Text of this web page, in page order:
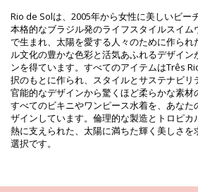
商品情報
部門: ウィメンズ, ビキニボトム
パッケージを含む: 1 x ビキニボトム (他
ん。 )
HS CODE: 6112.41.0010
SKU: 1981126708
EAN: XS (7899810437853), S
L (7899810437884), XL (7899810437891)
重さ : 45g / 0.1lb / 1.59oz
補正された写真
お手入れ方法: Rio de Sol Bottom
Rio de Solは、2005年から女性に美しいビー
本格的なブラジル発のライフスタイルスイム
で生まれ、太陽を愛する人々のために作られ
ル文化の豊かな色彩と活気あふれるデザイン
ンを得ています。すべてのアイテムはTrês
択のもとに作られ、スタイルとサステナビリ
官能的なデザインから驚くほど柔らかな素材
すべてのビキニやワンピース水着を、あな
ザインしています。倫理的な製造とトロピ
熱に支えられた、太陽に満ちた輝く美しさを
選択です。